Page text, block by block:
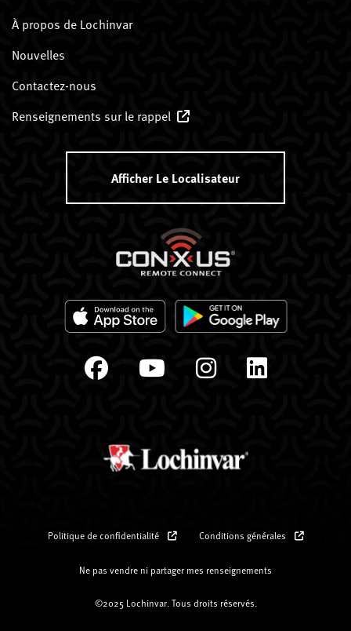
À propos de Lochinvar
Nouvelles
Contactez-nous
Renseignements sur le rappel
Afficher Le Localisateur
Politique de confidentialité Conditions générales
Ne pas vendre ni partager mes renseignements
©2025 Lochinvar. Tous droits réservés.